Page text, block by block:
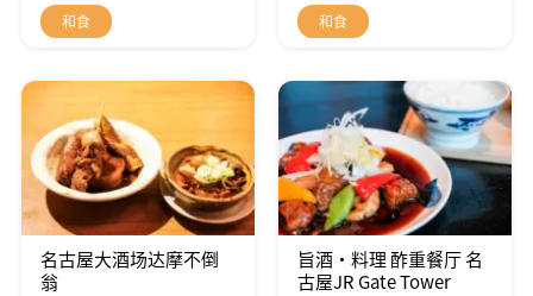
和食 和食
名古屋大酒场达摩不倒
翁
旨酒・料理 酢重餐厅 名
古屋JR Gate Tower